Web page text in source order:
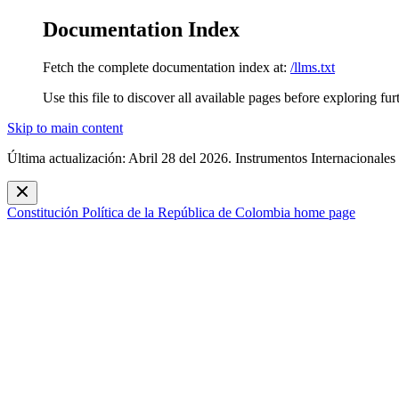
Documentation Index
Fetch the complete documentation index at: /llms.txt
Use this file to discover all available pages before exploring
Skip to main content
Última actualización: Abril 28 del 2026. Instrumentos Internacionales
Constitución Política de la República de Colombia home page